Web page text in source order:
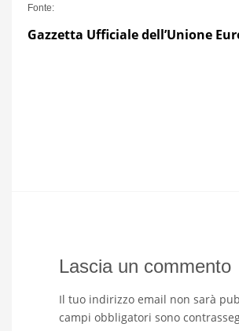
Fonte:
Gazzetta Ufficiale dell’Unione
Lascia un commento
Il tuo indirizzo email non sarà
campi obbligatori sono